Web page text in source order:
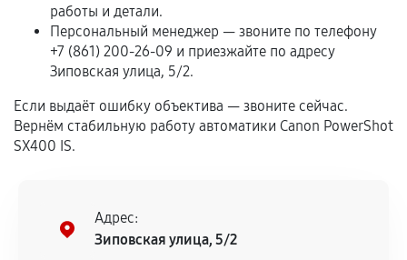
Если комплектующие куплены
самостоятельно
Гарантия на выполненные работы может
сохраняться полностью или частично, если
соблюдены следующие условия:
дефектов.
Установка была выполнена нашим сервисным
работы и детали.
Персональный менеджер — звоните по телефону
+7 (861) 200-26-09 и приезжайте по адресу
Зиповская улица, 5/2.
Если выдаёт ошибку объектива — звоните сейчас.
Вернём стабильную работу автоматики Canon PowerShot
SX400 IS.
Адрес:
Зиповская улица, 5/2